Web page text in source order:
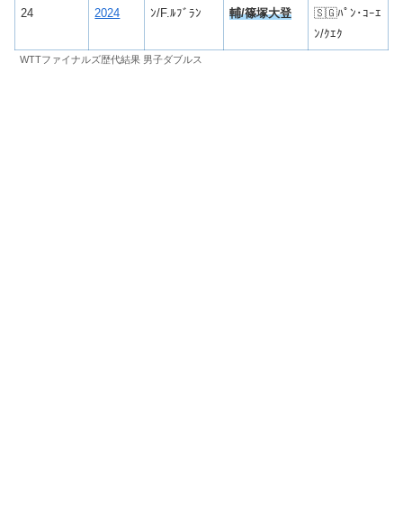
24
2024
ﾝ/F.ﾙﾌﾞﾗﾝ
輔/篠塚大登
🇸🇬ﾊﾟﾝ･ｺｰｴ
ﾝ/ｸｴｸ
WTTファイナルズ歴代結果 男子ダブルス